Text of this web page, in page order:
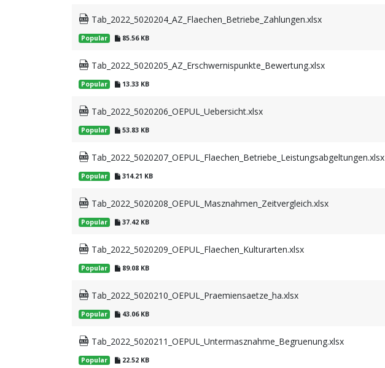
Tab_2022_5020204_AZ_Flaechen_Betriebe_Zahlungen.xlsx
Popular 85.56 KB
Tab_2022_5020205_AZ_Erschwernispunkte_Bewertung.xlsx
Popular 13.33 KB
Tab_2022_5020206_OEPUL_Uebersicht.xlsx
Popular 53.83 KB
Tab_2022_5020207_OEPUL_Flaechen_Betriebe_Leistungsabgeltungen.xlsx
Popular 314.21 KB
Tab_2022_5020208_OEPUL_Masznahmen_Zeitvergleich.xlsx
Popular 37.42 KB
Tab_2022_5020209_OEPUL_Flaechen_Kulturarten.xlsx
Popular 89.08 KB
Tab_2022_5020210_OEPUL_Praemiensaetze_ha.xlsx
Popular 43.06 KB
Tab_2022_5020211_OEPUL_Untermasznahme_Begruenung.xlsx
Popular 22.52 KB